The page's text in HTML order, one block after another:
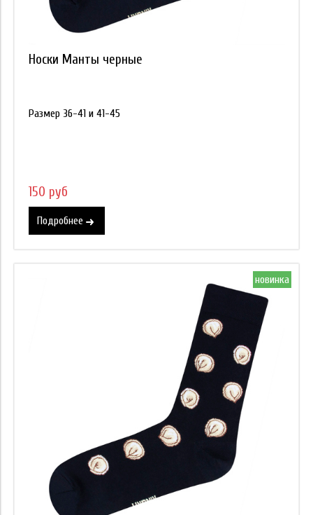
Носки Манты черные
Размер 36-41 и 41-45
150 руб
Подробнее
новинка